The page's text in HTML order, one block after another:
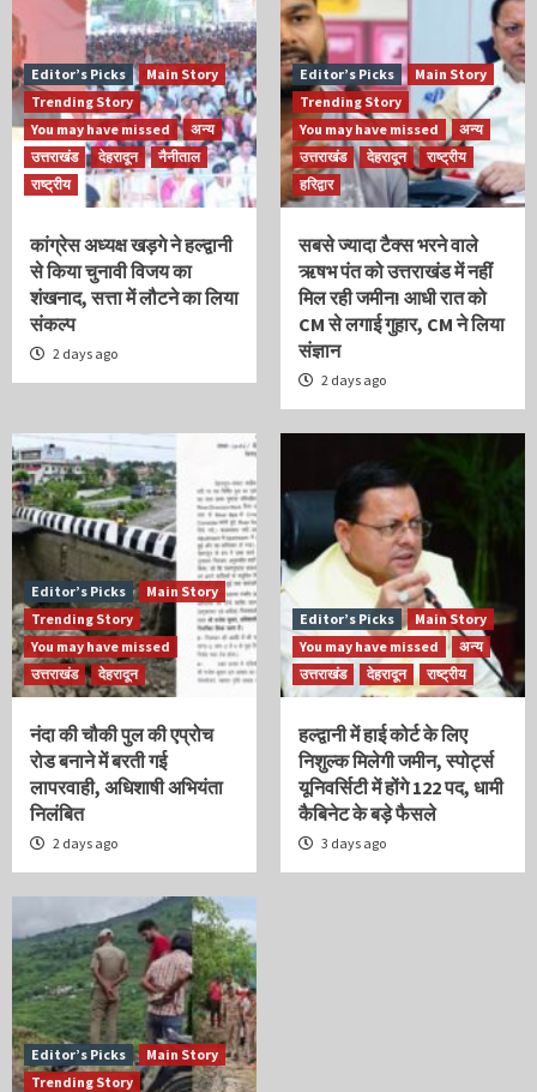
Editor’s Picks
Main Story
Trending Story
You may have missed
अन्य
उत्तराखंड
देहरादून
नैनीताल
राष्ट्रीय
कांग्रेस अध्यक्ष खड़गे ने हल्द्वानी
से किया चुनावी विजय का
शंखनाद, सत्ता में लौटने का लिया
संकल्प
2 days ago
Editor’s Picks
Main Story
Trending Story
You may have missed
अन्य
उत्तराखंड
देहरादून
राष्ट्रीय
हरिद्वार
सबसे ज्यादा टैक्स भरने वाले
ऋषभ पंत को उत्तराखंड में नहीं
मिल रही जमीन! आधी रात को
CM से लगाई गुहार, CM ने लिया
संज्ञान
2 days ago
Editor’s Picks
Main Story
Trending Story
You may have missed
उत्तराखंड
देहरादून
नंदा की चौकी पुल की एप्रोच
रोड बनाने में बरती गई
लापरवाही, अधिशाषी अभियंता
निलंबित
2 days ago
Editor’s Picks
Main Story
You may have missed
अन्य
उत्तराखंड
देहरादून राष्ट्रीय
हल्द्वानी में हाई कोर्ट के लिए
निशुल्क मिलेगी जमीन, स्पोर्ट्स
यूनिवर्सिटी में होंगे 122 पद, धामी
कैबिनेट के बड़े फैसले
3 days ago
Editor’s Picks
Main Story
Trending Story